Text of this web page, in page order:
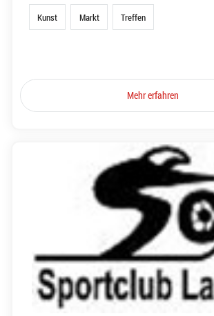
Kunst Markt Treffen
Mehr erfahren